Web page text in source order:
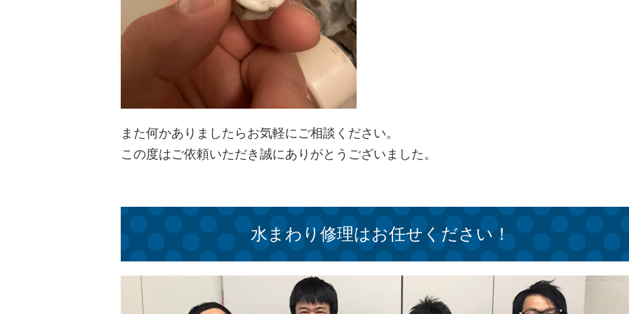
また何かありましたらお気軽にご相談ください。
この度はご依頼いただき誠にありがとうございました。
水まわり修理はお任せください！